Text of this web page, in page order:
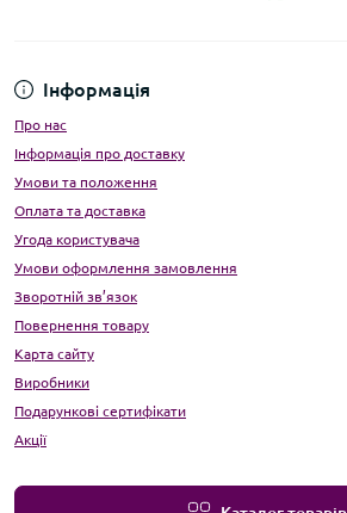
Інформація
Про нас
Інформація про доставку
Умови та положення
Оплата та доставка
Угода користувача
Умови оформлення замовлення
Зворотній зв’язок
Повернення товару
Карта сайту
Виробники
Подарункові сертифікати
Акції